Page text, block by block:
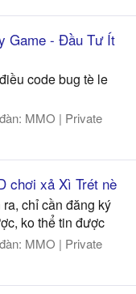
Game - Đầu Tư Ít
code bug tè le
MMO | Private
chơi xả Xì Trét nè
chỉ cần đăng ký
ko thể tin được
MMO | Private